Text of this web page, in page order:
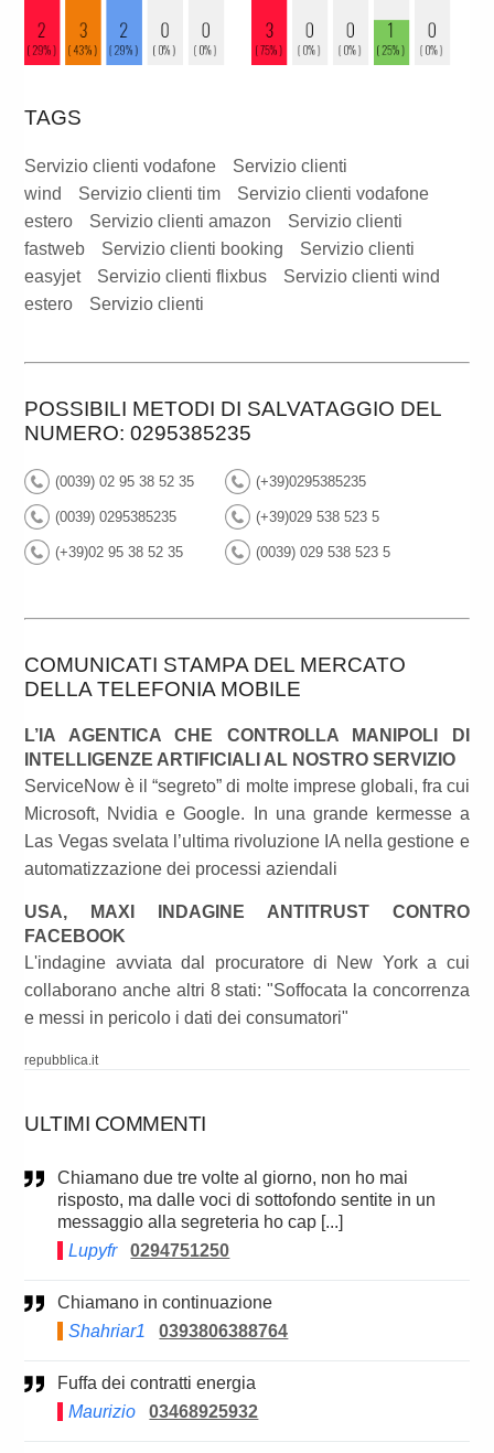
TAGS
Servizio clienti vodafone
Servizio clienti
wind
Servizio clienti tim
Servizio clienti vodafone
estero
Servizio clienti amazon
Servizio clienti
fastweb
Servizio clienti booking
Servizio clienti
easyjet
Servizio clienti flixbus
Servizio clienti wind
estero
Servizio clienti
POSSIBILI METODI DI SALVATAGGIO DEL
NUMERO: 0295385235
(0039) 02 95 38 52 35 (+39)0295385235
(0039) 0295385235 (+39)029 538 523 5
(+39)02 95 38 52 35 (0039) 029 538 523 5
COMUNICATI STAMPA DEL MERCATO
DELLA TELEFONIA MOBILE
L’IA AGENTICA CHE CONTROLLA MANIPOLI DI
INTELLIGENZE ARTIFICIALI AL NOSTRO SERVIZIO
ServiceNow è il “segreto” di molte imprese globali, fra cui
Microsoft, Nvidia e Google. In una grande kermesse a
Las Vegas svelata l’ultima rivoluzione IA nella gestione e
automatizzazione dei processi aziendali
USA, MAXI INDAGINE ANTITRUST CONTRO
FACEBOOK
L'indagine avviata dal procuratore di New York a cui
collaborano anche altri 8 stati: "Soffocata la concorrenza
e messi in pericolo i dati dei consumatori"
repubblica.it
ULTIMI COMMENTI
Chiamano due tre volte al giorno, non ho mai
risposto, ma dalle voci di sottofondo sentite in un
messaggio alla segreteria ho cap [...]
Lupyfr
0294751250
Chiamano in continuazione
Shahriar1
0393806388764
Fuffa dei contratti energia
Maurizio
03468925932